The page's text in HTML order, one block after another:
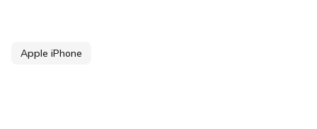
Apple iPhone